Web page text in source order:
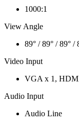
1000:1
View Angle
89° / 89° / 89° /
Video Input
VGA x 1,
Audio Input
Audio Line